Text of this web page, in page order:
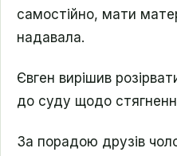
самостійно, мати
надавала.
Євген вирішив
до суду щодо
За порадою друзів